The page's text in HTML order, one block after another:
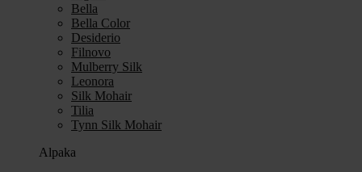
Bella
Bella Color
Desiderio
Filnovo
Mulberry Silk
Leonora
Silk Mohair
Tilia
Tynn Silk Mohair
Alpaka